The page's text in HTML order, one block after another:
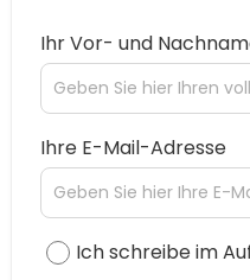
Ihr Vor- und
Ihre E-Mail-Adresse
Ich schreibe im